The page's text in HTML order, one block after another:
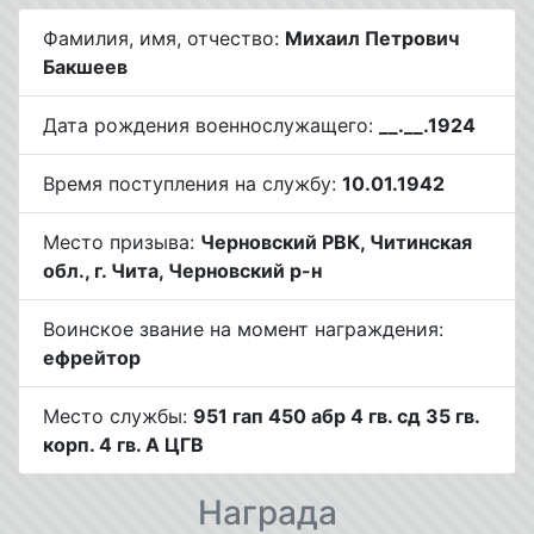
Фамилия, имя, отчество: Михаил Петрович
Бакшеев
Дата рождения военнослужащего: __.__.1924
Время поступления на службу: 10.01.1942
Место призыва: Черновский РВК, Читинская
обл., г. Чита, Черновский р-н
Воинское звание на момент награждения:
ефрейтор
Место службы: 951 гап 450 абр 4 гв. сд 35 гв.
корп. 4 гв. А ЦГВ
Награда